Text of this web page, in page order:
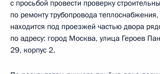
с просьбой провести проверку
по ремонту трубопровода
находится под проезжей частью двора
по адресу: город Москва, улица Героев
29, корпус 2.